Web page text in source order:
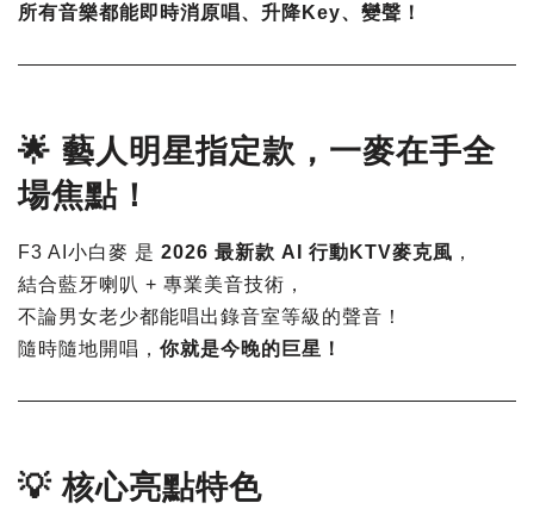
所有音樂都能即時消原唱、升降Key、變聲！
🌟 藝人明星指定款，一麥在手全
場焦點！
F3 AI小白麥 是 2026 最新款 AI 行動KTV麥克風 ，
結合藍牙喇叭 + 專業美音技術，
不論男女老少都能唱出錄音室等級的聲音！
隨時隨地開唱， 你就是今晚的巨星！
💡 核心亮點特色